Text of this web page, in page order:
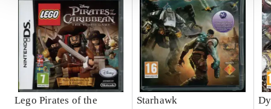
Lego Pirates of the
Starhawk